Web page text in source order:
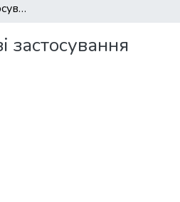
Сфери та галузі застосування сталі
застосування